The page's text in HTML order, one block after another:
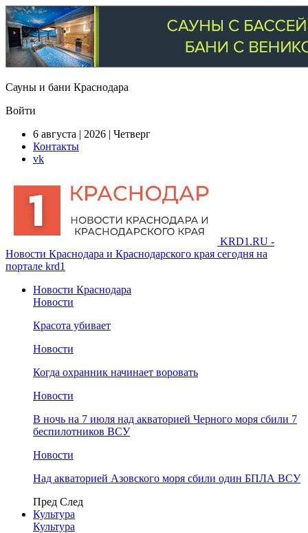
Сауны и бани Краснодара
Войти
6 августа | 2026 | Четверг
Контакты
vk
KRD1.RU -
Новости Краснодара и Краснодарского края сегодня на
портале krd1
Новости Краснодара
Новости
Красота убивает
Новости
Когда охранник начинает воровать
Новости
В ночь на 7 июля над акваторией Черного моря сбили 7
беспилотников ВСУ
Новости
Над акваторией Азовского моря сбили один БПЛА ВСУ
Пред След
Культура
Культура